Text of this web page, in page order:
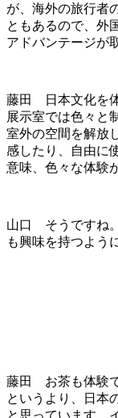
が、海外の旅行者
ともあるので、外
アドバンテージが
藤田 日本文化を
展示室では色々と
室外の空間を解放
感したり、自由に
意味、色々な体験
山口 そうですね
も興味を持つよう
藤田 お茶も体験
というより、日本
と思っています。